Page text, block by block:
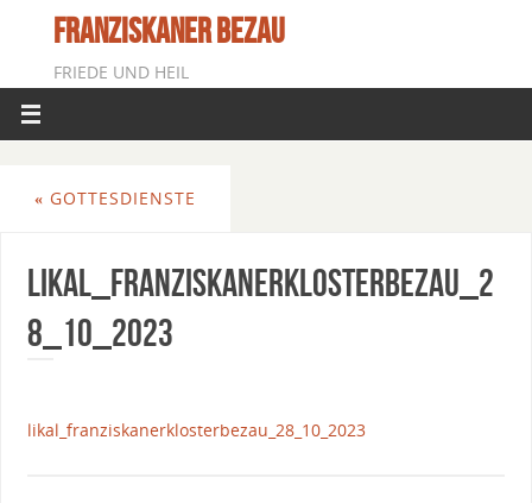
FRANZISKANER BEZAU
FRIEDE UND HEIL
« GOTTESDIENSTE
Likal_FranziskanerklosterBezau_2
8_10_2023
likal_franziskanerklosterbezau_28_10_2023